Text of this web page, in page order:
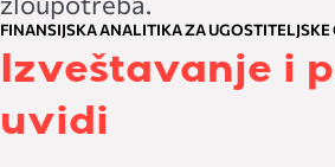
FINANSIJSKA ANALITIKA ZA UGOSTITELJSKE
Izveštavanje i poslovni
uvidi